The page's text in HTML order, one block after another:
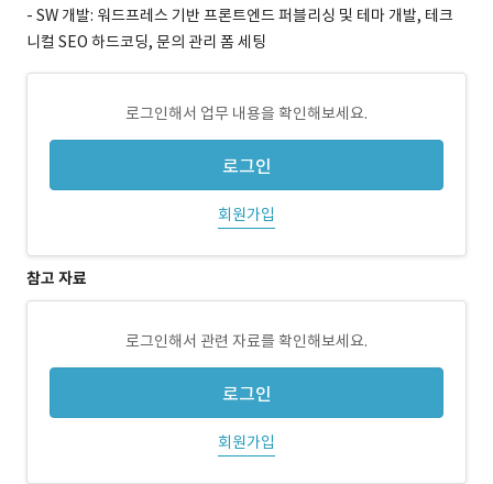
- SW 개발: 워드프레스 기반 프론트엔드 퍼블리싱 및 테마 개발, 테크
니컬 SEO 하드코딩, 문의 관리 폼 세팅
로그인해서 업무 내용을 확인해보세요.
로그인
회원가입
참고 자료
로그인해서 관련 자료를 확인해보세요.
로그인
회원가입